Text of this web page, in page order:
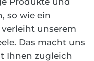
so wie ein
unserem
Das macht uns
Ihnen zugleich